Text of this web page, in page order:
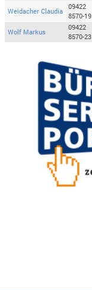
Weidacher Claudia
09422
8570-19
Wolf Markus
09422
8570-23